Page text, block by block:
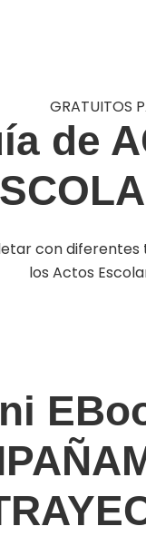
GRATUITOS
de
con
los Actos